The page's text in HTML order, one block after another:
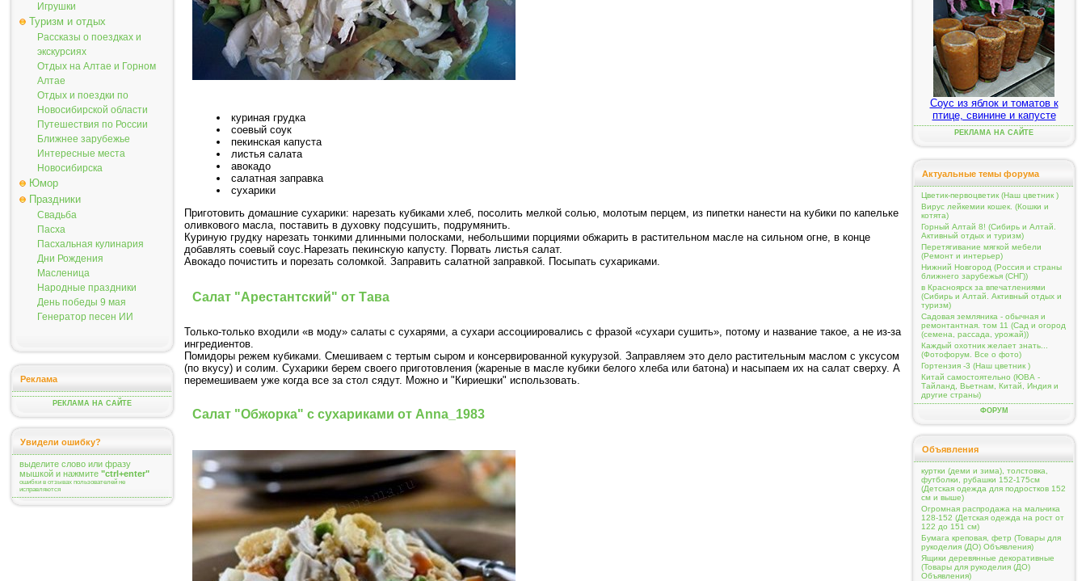
Игрушки
Туризм и отдых
Рассказы о поездках и
экскурсиях
Отдых на Алтае и Горном
Алтае
Отдых и поездки по
Новосибирской области
Путешествия по России
Ближнее зарубежье
Интересные места
Новосибирска
Юмор
Праздники
Свадьба
Пасха
Пасхальная кулинария
Дни Рождения
Масленица
Народные праздники
День победы 9 мая
Генератор песен ИИ
Реклама
РЕКЛАМА НА САЙТЕ
Увидели ошибку?
выделите слово или фразу
мышкой и нажмите "ctrl+enter"
ошибки в отзывах пользователей не
исправляются
куриная грудка
соевый соук
пекинская капуста
листья салата
авокадо
салатная заправка
сухарики
Приготовить домашние сухарики: нарезать кубиками хлеб, посолить мелкой солью, молотым перцем, из пипетки нанести на кубики по капельке
оливкового масла, поставить в духовку подсушить, подрумянить.
Куриную грудку нарезать тонкими длинными полосками, небольшими порциями обжарить в растительном масле на сильном огне, в конце
добавлять соевый соус.Нарезать пекинскую капусту. Порвать листья салат.
Авокадо почистить и порезать соломкой. Заправить салатной заправкой. Посыпать сухариками.
Салат "Арестантский" от Тава
Только-только входили «в моду» салаты с сухарями, а сухари ассоциировались с фразой «сухари сушить», потому и название такое, а не из-за
ингредиентов.
Помидоры режем кубиками. Смешиваем с тертым сыром и консервированной кукурузой. Заправляем это дело растительным маслом с уксусом
(по вкусу) и солим. Сухарики берем своего приготовления (жареные в масле кубики белого хлеба или батона) и насыпаем их на салат сверху. А
перемешиваем уже когда все за стол сядут. Можно и "Кириешки" использовать.
Cалат "Обжорка" с сухариками от Anna_1983
Соус из яблок и томатов к
птице, свинине и капусте
РЕКЛАМА НА САЙТЕ
Актуальные темы форума
Цветик-первоцветик (Наш цветник )
Вирус лейкемии кошек. (Кошки и
котята)
Горный Алтай 8! (Сибирь и Алтай.
Активный отдых и туризм)
Перетягивание мягкой мебели
(Ремонт и интерьер)
Нижний Новгород (Россия и страны
ближнего зарубежья (СНГ))
в Красноярск за впечатлениями
(Сибирь и Алтай. Активный отдых и
туризм)
Садовая земляника - обычная и
ремонтантная. том 11 (Сад и огород
(семена, рассада, урожай))
Каждый охотник желает знать...
(Фотофорум. Все о фото)
Гортензия -3 (Наш цветник )
Китай самостоятельно (ЮВА -
Тайланд, Вьетнам, Китай, Индия и
другие страны)
ФОРУМ
Объявления
куртки (деми и зима), толстовка,
футболки, рубашки 152-175см
(Детская одежда для подростков 152
см и выше)
Огромная распродажа на мальчика
128-152 (Детская одежда на рост от
122 до 151 см)
Бумага креповая, фетр (Товары для
рукоделия (ДО) Объявления)
Ящики деревянные декоративные
(Товары для рукоделия (ДО)
Объявления)